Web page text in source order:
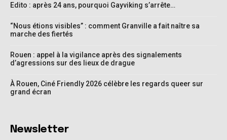
Edito : après 24 ans, pourquoi Gayviking s’arrête…
“Nous étions visibles” : comment Granville a fait naître sa
marche des fiertés
Rouen : appel à la vigilance après des signalements
d’agressions sur des lieux de drague
À Rouen, Ciné Friendly 2026 célèbre les regards queer sur
grand écran
Newsletter